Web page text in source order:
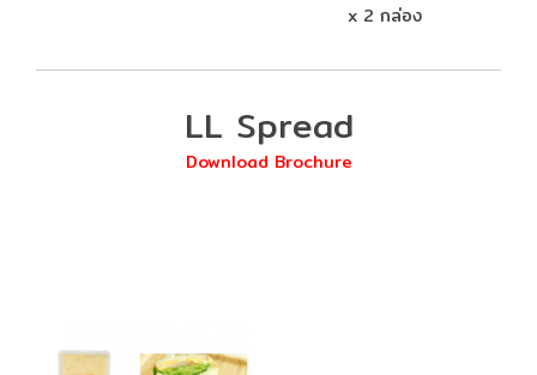
x 2 กล่อง
LL Spread
Download Brochure